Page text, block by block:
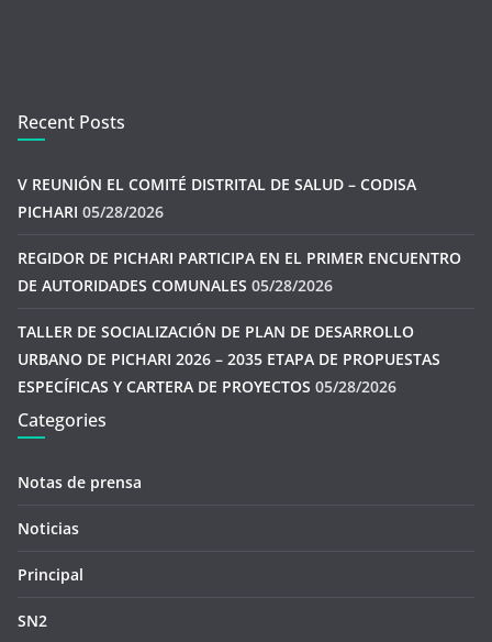
Recent Posts
V REUNIÓN EL COMITÉ DISTRITAL DE SALUD – CODISA
PICHARI 05/28/2026
REGIDOR DE PICHARI PARTICIPA EN EL PRIMER ENCUENTRO
DE AUTORIDADES COMUNALES 05/28/2026
TALLER DE SOCIALIZACIÓN DE PLAN DE DESARROLLO
URBANO DE PICHARI 2026 – 2035 ETAPA DE PROPUESTAS
ESPECÍFICAS Y CARTERA DE PROYECTOS 05/28/2026
Categories
Notas de prensa
Noticias
Principal
SN2